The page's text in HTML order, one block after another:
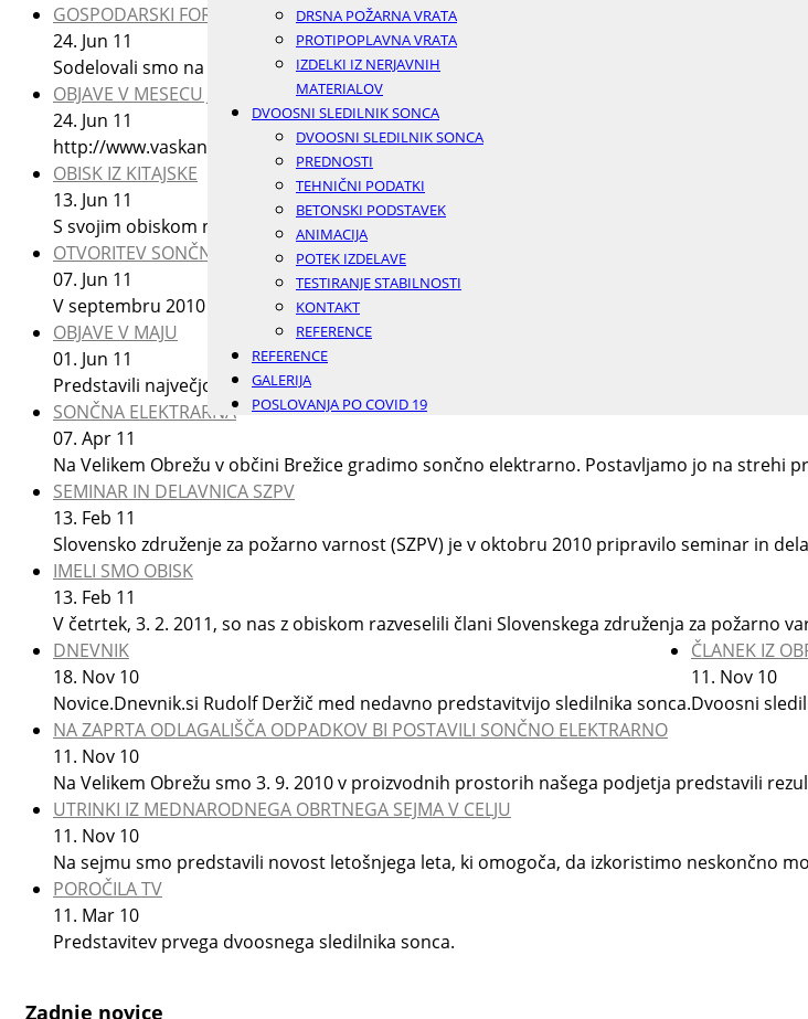
DRSNA POŽARNA VRATA
PROTIPOPLAVNA VRATA
IZDELKI IZ NERJAVNIH
MATERIALOV
DVOOSNI SLEDILNIK SONCA
DVOOSNI SLEDILNIK SONCA
PREDNOSTI
TEHNIČNI PODATKI
BETONSKI PODSTAVEK
ANIMACIJA
POTEK IZDELAVE
TESTIRANJE STABILNOSTI
KONTAKT
REFERENCE
REFERENCE
GALERIJA
POSLOVANJA PO COVID 19
GOSPODARSKI FORUM V BREŽICAH
24. Jun 11
Sodelovali smo na prvem gospodarskem forumu občine Brežice v torek, 21. junija 2011.
OBJAVE V MESECU JUNIJU
24. Jun 11
http://www.vaskanal.com/arhiv-oddaj/video/1208/Smo-dobri-gospodarji-07--junij-
OBISK IZ KITAJSKE
13. Jun 11
S svojim obiskom nas je razveselil naš prijatelj in poslovni partner g. Carter Wu iz podjetja
OTVORITEV SONČNE ELEKTRARNE
07. Jun 11
V septembru 2010 smo predstavili dvoosni sledilnik sonca, ki smo ga razvili in izdelali v
OBJAVE V MAJU
01. Jun 11
Predstavili največjo sončno elektrarno s sledilnim sistemom v Sloveniji
Prispevek o
SONČNA ELEKTRARNA
07. Apr 11
Na Velikem Obrežu v občini Brežice gradimo sončno elektrarno. Postavljamo jo na strehi
SEMINAR IN DELAVNICA SZPV
13. Feb 11
Slovensko združenje za požarno varnost (SZPV) je v oktobru 2010 pripravilo seminar in
IMELI SMO OBISK
13. Feb 11
V četrtek, 3. 2. 2011, so nas z obiskom razveselili člani Slovenskega združenja za požarno
DNEVNIK
18. Nov 10
Novice.Dnevnik.si Rudolf Deržič med nedavno predstavitvijo sledilnika sonca.
ČLANEK IZ
11. Nov 10
Dvoosni
NA ZAPRTA ODLAGALIŠČA ODPADKOV BI POSTAVILI SONČNO ELEKTRARNO
11. Nov 10
Na Velikem Obrežu smo 3. 9. 2010 v proizvodnih prostorih našega podjetja predstavili
UTRINKI IZ MEDNARODNEGA OBRTNEGA SEJMA V CELJU
11. Nov 10
Na sejmu smo predstavili novost letošnjega leta, ki omogoča, da izkoristimo neskončno
POROČILA TV
11. Mar 10
Predstavitev prvega dvoosnega sledilnika sonca.
Zadnje novice